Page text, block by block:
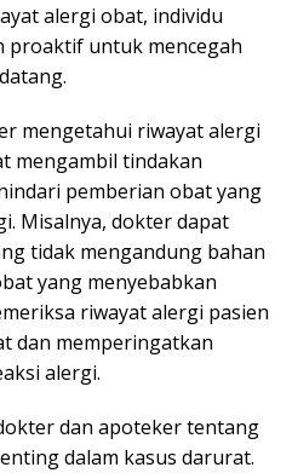
alergi obat, individu
proaktif untuk mencegah
mengetahui riwayat alergi
mengambil tindakan
pemberian obat yang
Misalnya, dokter dapat
tidak mengandung bahan
yang menyebabkan
riwayat alergi pasien
dan memperingatkan
alergi.
dan apoteker tentang
dalam kasus darurat.